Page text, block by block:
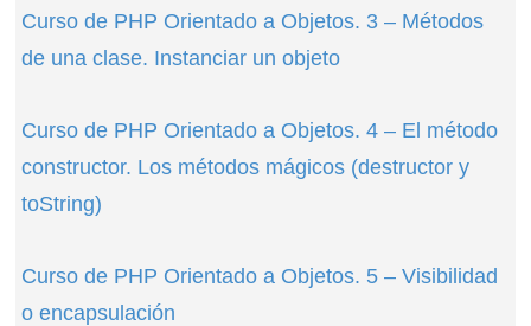
Curso de PHP Orientado a Objetos. 3 – Métodos
de una clase. Instanciar un objeto
Curso de PHP Orientado a Objetos. 4 – El método
constructor. Los métodos mágicos (destructor y
toString)
Curso de PHP Orientado a Objetos. 5 – Visibilidad
o encapsulación